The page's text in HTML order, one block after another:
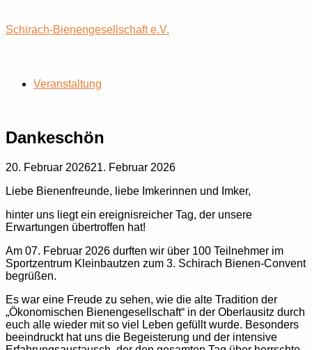
to
content
Schirach-Bienengesellschaft e.V.
Veranstaltung
Dankeschön
20. Februar 202621. Februar 2026
Liebe Bienenfreunde, liebe Imkerinnen und Imker,
hinter uns liegt ein ereignisreicher Tag, der unsere
Erwartungen übertroffen hat!
Am 07. Februar 2026 durften wir über 100 Teilnehmer im
Sportzentrum Kleinbautzen zum 3. Schirach Bienen-Convent
begrüßen.
Es war eine Freude zu sehen, wie die alte Tradition der
„Ökonomischen Bienengesellschaft“ in der Oberlausitz durch
euch alle wieder mit so viel Leben gefüllt wurde. Besonders
beeindruckt hat uns die Begeisterung und der intensive